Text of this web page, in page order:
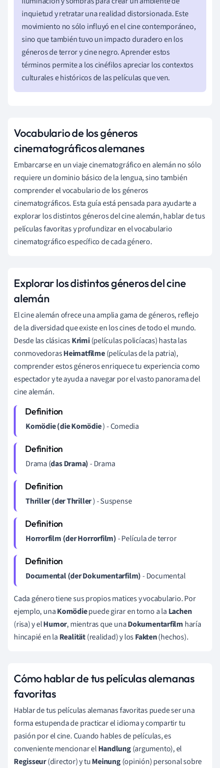
inquietud y retratar una realidad distorsionada. Este
movimiento no sólo influyó en el cine contemporáneo,
sino que también tuvo un impacto duradero en los
géneros de terror y cine negro. Aprender estos
términos permite a los cinéfilos apreciar los contextos
culturales e históricos de las películas que ven.
Vocabulario de los géneros
cinematográficos alemanes
Embarcarse en un viaje cinematográfico en alemán no sólo
requiere un dominio básico de la lengua, sino también
comprender el vocabulario de los géneros
cinematográficos. Esta guía está pensada para ayudarte a
explorar los distintos géneros del cine alemán, hablar de tus
películas favoritas y profundizar en el vocabulario
cinematográfico específico de cada género.
Explorar los distintos géneros del cine
alemán
El cine alemán ofrece una amplia gama de géneros, reflejo
de la diversidad que existe en los cines de todo el mundo.
Desde las clásicasKrimi(películas policíacas) hasta las
conmovedorasHeimatfilme(películas de la patria),
comprender estos géneros enriquece tu experiencia como
espectador y te ayuda a navegar por el vasto panorama del
cine alemán.
Komödie (die Komödie) - Comedia
Drama (das Drama)- Drama
Thriller (der Thriller) - Suspense
Horrorfilm (der Horrorfilm)- Película de terror
Documental (der Dokumentarfilm)- Documental
Cada género tiene sus propios matices y vocabulario. Por
ejemplo, unaKomödiepuede girar en torno a la Lachen
(risa) y elHumor, mientras que unaDokumentarfilm haría
hincapié en la Realität(realidad) y losFakten(hechos).
Cómo hablar de tus películas alemanas
favoritas
Hablar de tus películas alemanas favoritas puede ser una
forma estupenda de practicar el idioma y compartir tu
pasión por el cine. Cuando hables de películas, es
conveniente mencionar elHandlung(argumento), el
Regisseur(director) y tuMeinung(opinión) personal sobre